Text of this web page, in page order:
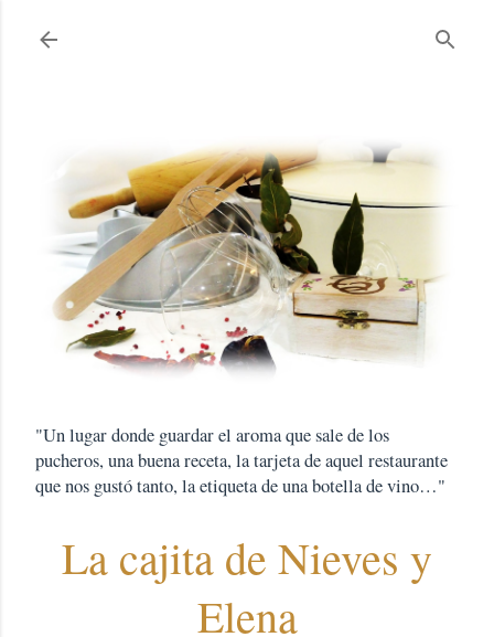
"Un lugar donde guardar el aroma que sale de los
pucheros, una buena receta, la tarjeta de aquel restaurante
que nos gustó tanto, la etiqueta de una botella de vino…"
La cajita de Nieves y
Elena